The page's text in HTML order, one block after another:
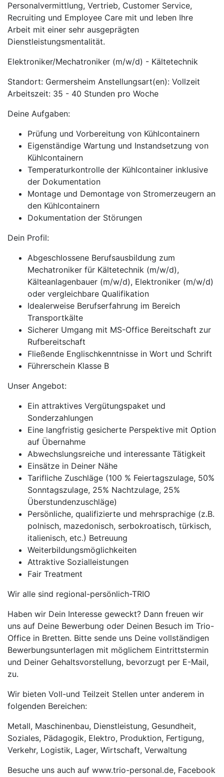
Personalvermittlung, Vertrieb, Customer Service,
Recruiting und Employee Care mit und leben Ihre
Arbeit mit einer sehr ausgeprägten
Dienstleistungsmentalität.
Elektroniker/Mechatroniker (m/w/d) - Kältetechnik
Standort: Germersheim Anstellungsart(en): Vollzeit
Arbeitszeit: 35 - 40 Stunden pro Woche
Deine Aufgaben:
Prüfung und Vorbereitung von Kühlcontainern
Eigenständige Wartung und Instandsetzung von
Kühlcontainern
Temperaturkontrolle der Kühlcontainer inklusive
der Dokumentation
Montage und Demontage von Stromerzeugern an
den Kühlcontainern
Dokumentation der Störungen
Dein Profil:
Abgeschlossene Berufsausbildung zum
Mechatroniker für Kältetechnik (m/w/d),
Kälteanlagenbauer (m/w/d), Elektroniker (m/w/d)
oder vergleichbare Qualifikation
Idealerweise Berufserfahrung im Bereich
Transportkälte
Sicherer Umgang mit MS-Office Bereitschaft zur
Rufbereitschaft
Fließende Englischkenntnisse in Wort und Schrift
Führerschein Klasse B
Unser Angebot:
Ein attraktives Vergütungspaket und
Sonderzahlungen
Eine langfristig gesicherte Perspektive mit Option
auf Übernahme
Abwechslungsreiche und interessante Tätigkeit
Einsätze in Deiner Nähe
Tarifliche Zuschläge (100 % Feiertagszulage, 50%
Sonntagszulage, 25% Nachtzulage, 25%
Überstundenzuschläge)
Persönliche, qualifizierte und mehrsprachige (z.B.
polnisch, mazedonisch, serbokroatisch, türkisch,
italienisch, etc.) Betreuung
Weiterbildungsmöglichkeiten
Attraktive Sozialleistungen
Fair Treatment
Wir alle sind regional-persönlich-TRIO
Haben wir Dein Interesse geweckt? Dann freuen wir
uns auf Deine Bewerbung oder Deinen Besuch im Trio-
Office in Bretten. Bitte sende uns Deine vollständigen
Bewerbungsunterlagen mit möglichem Eintrittstermin
und Deiner Gehaltsvorstellung, bevorzugt per E-Mail,
zu.
Wir bieten Voll-und Teilzeit Stellen unter anderem in
folgenden Bereichen:
Metall, Maschinenbau, Dienstleistung, Gesundheit,
Soziales, Pädagogik, Elektro, Produktion, Fertigung,
Verkehr, Logistik, Lager, Wirtschaft, Verwaltung
Besuche uns auch auf www.trio-personal.de, Facebook